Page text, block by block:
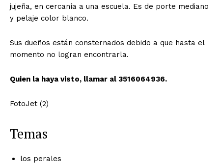
jujeña, en cercanía a una escuela. Es de porte mediano
y pelaje color blanco.
Sus dueños están consternados debido a que hasta el
momento no logran encontrarla.
Quien la haya visto, llamar al 3516064936.
FotoJet (2)
Temas
los perales